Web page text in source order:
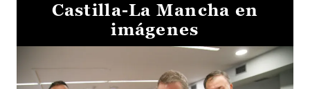
Castilla-La Mancha en
imágenes